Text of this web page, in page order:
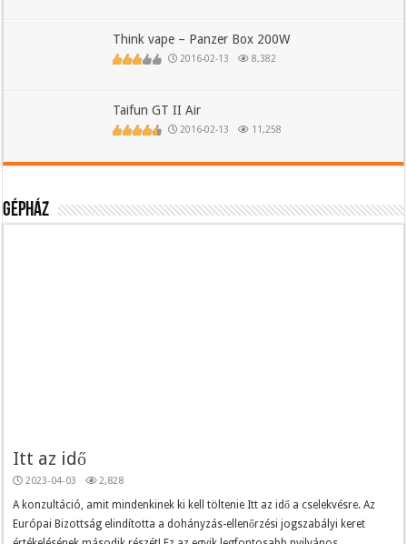
Think vape – Panzer Box 200W
2016-02-13 8,382
Taifun GT II Air
2016-02-13 11,258
Gépház
Itt az idő
2023-04-03 2,828
A konzultáció, amit mindenkinek ki kell töltenie Itt az idő a cselekvésre. Az
Európai Bizottság elindította a dohányzás-ellenőrzési jogszabályi keret